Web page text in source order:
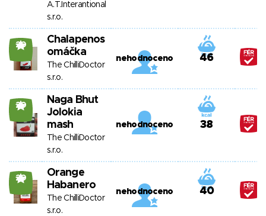
A.T.Interantional
s.r.o.
20
Chalapenos
omáčka
The ChilliDoctor
s.r.o.
nehodnoceno 46
20
Naga Bhut
Jolokia
mash
The ChilliDoctor
s.r.o.
nehodnoceno 38
20
Orange
Habanero
The ChilliDoctor
s.r.o.
nehodnoceno 40